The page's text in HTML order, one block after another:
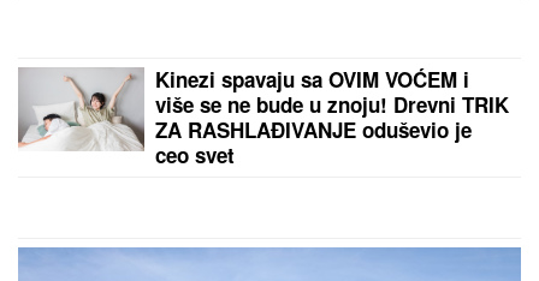
"Očigledno se neko baš nameračio na njega, pitam
se šta je sledeće": Stanari zgrade na zvezdari izneli
nove detalju